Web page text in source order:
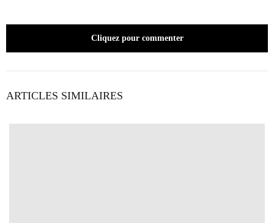
Cliquez pour commenter
ARTICLES SIMILAIRES